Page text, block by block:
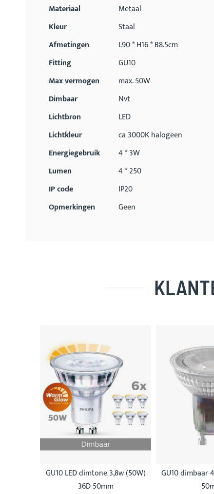
Materiaal
Metaal
Kleur
Staal
Afmetingen
L90 * H16 * B8.5cm
Fitting
GU10
Max vermogen
max. 50W
Dimbaar
Nvt
Lichtbron
LED
Lichtkleur
ca 3000K halogeen
Energiegebruik
4 * 3W
Lumen
4 * 250
IP code
IP20
Opmerkingen
Geen
carousel
GU10 LED dimtone 3,8w (50W)
36D 50mm
GU10 dimbaar